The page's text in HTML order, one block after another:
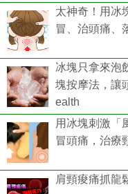
太神奇！用冰
冒、治頭痛、
冰塊只拿來泡
塊按摩法，讓
ealth
用冰塊刺激「
冒頭痛，治療
肩頸痠痛抓龍